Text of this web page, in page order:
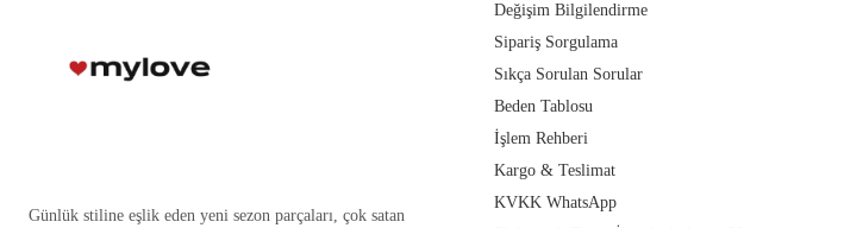
Günlük stiline eşlik eden yeni sezon parçaları, çok satan
Değişim Bilgilendirme
Sipariş Sorgulama
Sıkça Sorulan Sorular
Beden Tablosu
İşlem Rehberi
Kargo & Teslimat
KVKK WhatsApp